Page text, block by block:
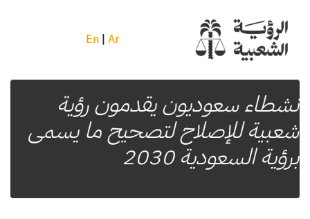
En| Ar
نشطاء سعوديون يقدمون رؤية
شعبية للإصلاح لتصحيح ما يسمى
برؤية السعودية 2030